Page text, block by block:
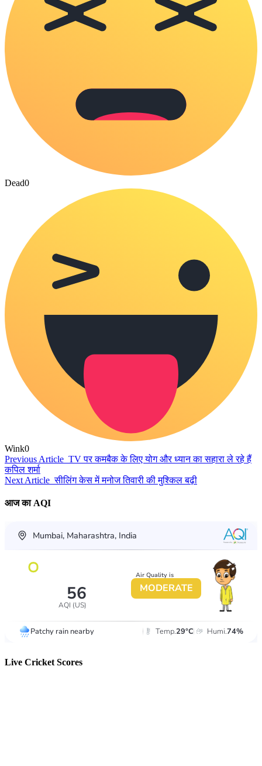
Dead0
Wink0
Previous Article TV पर कमबैक के लिए योग और ध्यान का सहारा ले रहे हैं
कपिल शर्मा
Next Article सीलिंग केस में मनोज तिवारी की मुश्किल बढ़ी
आज का AQI
Live Cricket Scores